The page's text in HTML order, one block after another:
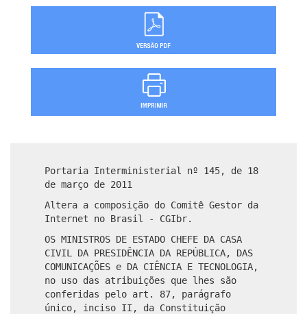
Portaria Interministerial nº 145, de 18
de março de 2011
Altera a composição do Comitê Gestor da
Internet no Brasil - CGIbr.
OS MINISTROS DE ESTADO CHEFE DA CASA
CIVIL DA PRESIDÊNCIA DA REPÚBLICA, DAS
COMUNICAÇÕES e DA CIÊNCIA E TECNOLOGIA,
no uso das atribuições que lhes são
conferidas pelo art. 87, parágrafo
único, inciso II, da Constituição